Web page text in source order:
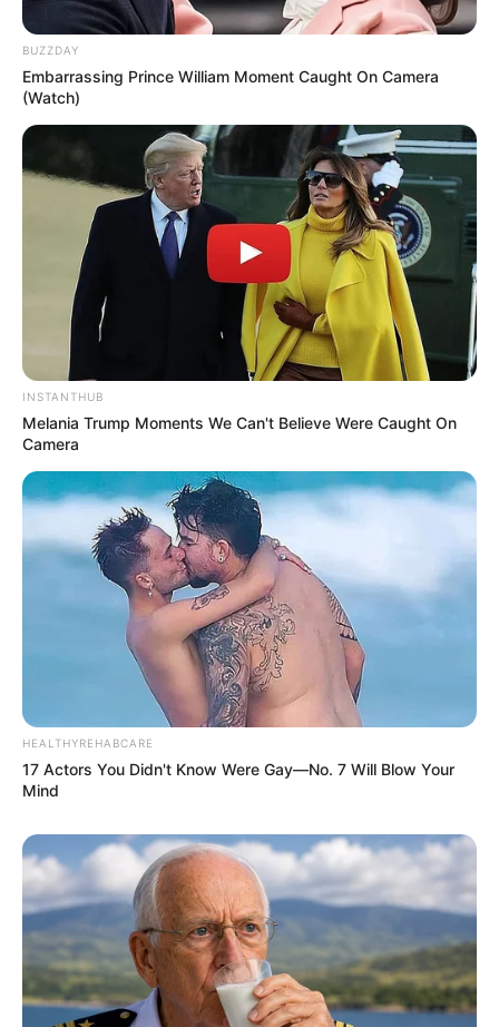
BUZZDAY
Embarrassing Prince William Moment Caught On Camera
(Watch)
INSTANTHUB
Melania Trump Moments We Can't Believe Were Caught On
Camera
HEALTHYREHABCARE
17 Actors You Didn't Know Were Gay—No. 7 Will Blow Your
Mind